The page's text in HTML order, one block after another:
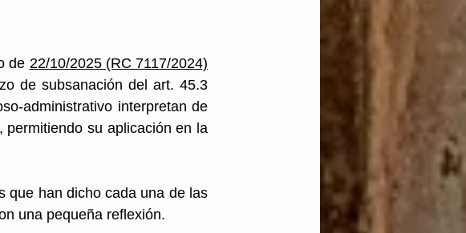
de 22/10/2025 (RC 7117/2024)
de subsanación del art. 45.3
administrativo interpretan de
permitiendo su aplicación en la
que han dicho cada una de las
una pequeña reflexión.